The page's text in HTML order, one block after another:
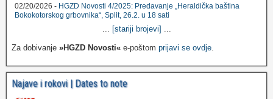
02/20/2026 - HGZD Novosti 4/2025: Predavanje „Heraldička baština
Bokokotorskog grbovnika“, Split, 26.2. u 18 sati
... [stariji brojevi] ...
Za dobivanje »HGZD Novosti« e-poštom prijavi se ovdje.
Najave i rokovi | Dates to note